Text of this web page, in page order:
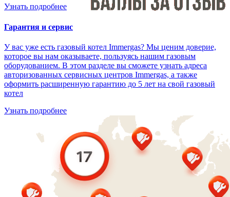
Узнать подробнее
Гарантия и сервис
У вас уже есть газовый котел Immergas? Мы ценим доверие,
которое вы нам оказываете, пользуясь нашим газовым
оборудованием. В этом разделе вы сможете узнать адреса
авторизованных сервисных центров Immergas, а также
оформить расширенную гарантию до 5 лет на свой газовый
котел
Узнать подробнее